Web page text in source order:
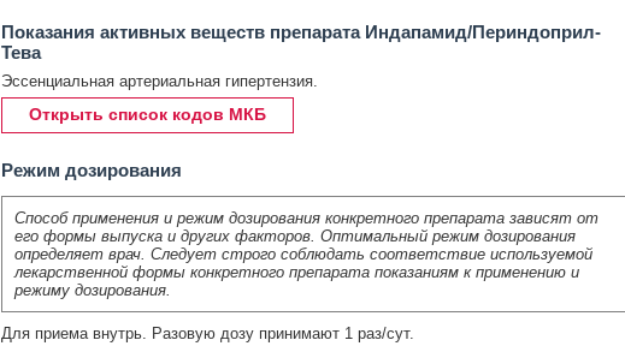
Показания активных веществ препарата Индапамид/Периндоприл-
Тева
Эссенциальная артериальная гипертензия.
Открыть список кодов МКБ
Режим дозирования
Способ применения и режим дозирования конкретного препарата зависят от
его формы выпуска и других факторов. Оптимальный режим дозирования
определяет врач. Следует строго соблюдать соответствие используемой
лекарственной формы конкретного препарата показаниям к применению и
режиму дозирования.
Для приема внутрь. Разовую дозу принимают 1 раз/сут.